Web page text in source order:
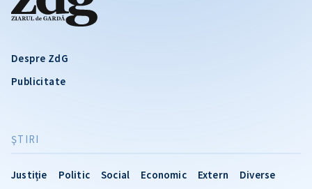
Despre ZdG
Publicitate
ŞTIRI
Justiție Politic Social Economic Extern Diverse